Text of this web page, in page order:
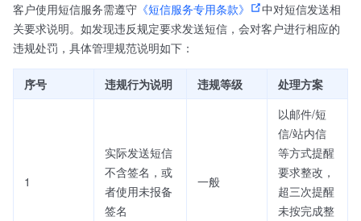
客户使用短信服务需遵守 《短信服务专用条款》
中对短信发送相
关要求说明。如发现违反规定要求发送短信，会对客户进行相应的
违规处罚，具体管理规范说明如下：
序号 违规行为说明 违规等级 处理方案
1
实际发送短信
不含签名，或
者使用未报备
签名
一般
以邮件/短
信/站内信
等方式提醒
要求整改，
超三次提醒
未按完成整